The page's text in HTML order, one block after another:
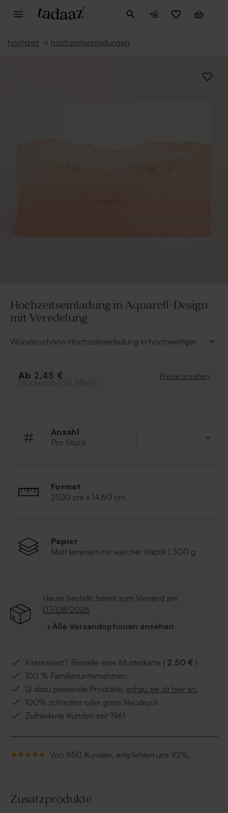
hochzeit → hochzeitseinladungen
Hochzeitseinladung in Aquarell-Design
mit Veredelung
Wunderschöne Hochzeitseinladung in hochwertiger
Ladet eure Gäste ganz herzlich zu eurer
Hochzeitskarte.
Doppelseitig bedruckt
Ab 2,45 € Preise ansehen
Anzahl
Pro Stück
Format
21,00 cm x 14,60 cm
Papier
Matt laminiert mit weicher Haptik | 300 g
Heute bestellt, bereit zum Versand am
07/08/2026
› Alle Versandoptionen ansehen
Interessiert? Bestelle eine Musterkarte ( 2,50 € )
100 % Familienunternehmen
12 dazu passende Produkte, schau sie dir hier an.
100% zufrieden oder gratis Neudruck
Zufriedene Kunden seit 1961
Von 950 Kunden, empfehlen uns 92%.
Zusatzprodukte